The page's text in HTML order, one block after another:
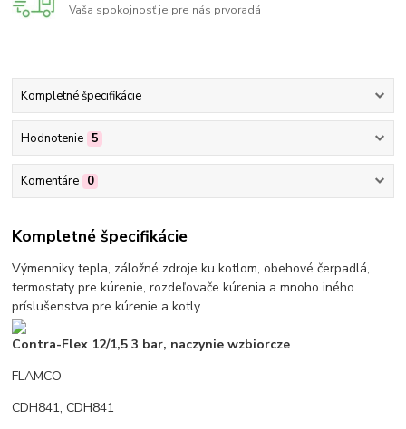
Vaša spokojnosť je pre nás prvoradá
Kompletné špecifikácie
Hodnotenie 5
Komentáre 0
Kompletné špecifikácie
Výmenniky tepla, záložné zdroje ku kotlom, obehové čerpadlá,
termostaty pre kúrenie, rozdeľovače kúrenia a mnoho iného
príslušenstva pre kúrenie a kotly.
Contra-Flex 12/1,5 3 bar, naczynie wzbiorcze
FLAMCO
CDH841, CDH841